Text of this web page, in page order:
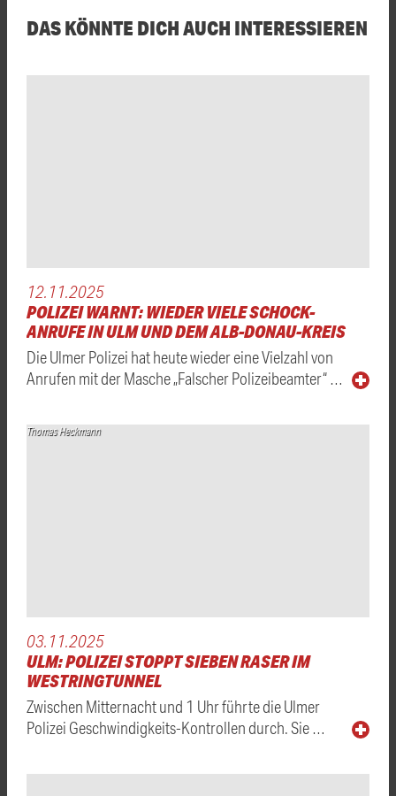
DAS KÖNNTE DICH AUCH INTERESSIEREN
12.11.2025
POLIZEI WARNT: WIEDER VIELE SCHOCK-
ANRUFE IN ULM UND DEM ALB-DONAU-KREIS
Die Ulmer Polizei hat heute wieder eine Vielzahl von
Anrufen mit der Masche „Falscher Polizeibeamter“ …
Thomas Heckmann
03.11.2025
ULM: POLIZEI STOPPT SIEBEN RASER IM
WESTRINGTUNNEL
Zwischen Mitternacht und 1 Uhr führte die Ulmer
Polizei Geschwindigkeits-Kontrollen durch. Sie …